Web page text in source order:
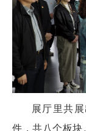
展厅里共
件，共八个板块